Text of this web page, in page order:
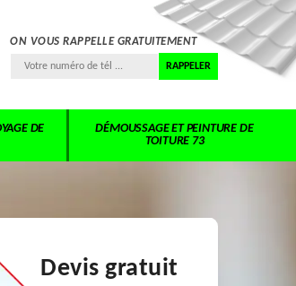
ON VOUS RAPPELLE GRATUITEMENT
DE
DÉMOUSSAGE ET PEINTURE DE
TOITURE 73
Devis gratuit